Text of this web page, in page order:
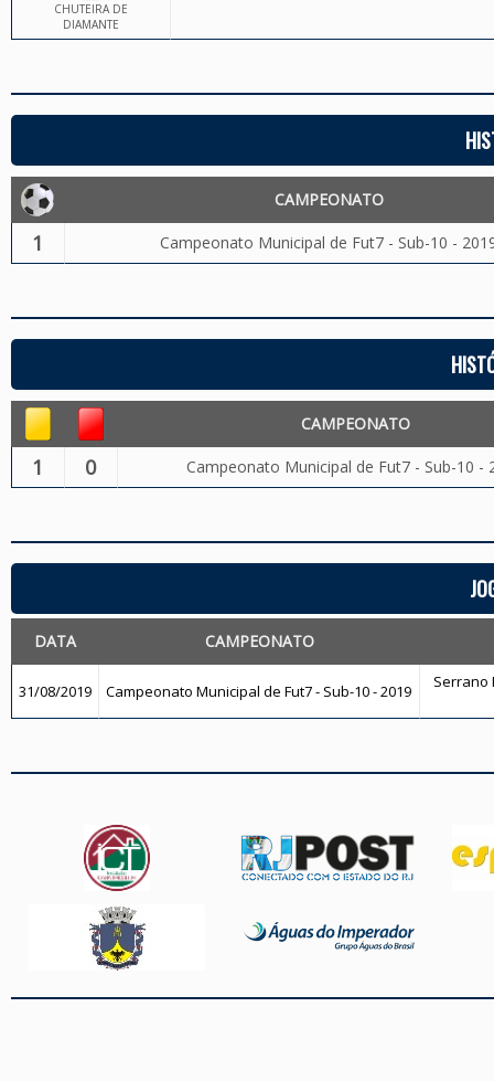
CHUTEIRA DE
DIAMANTE
CAMPEONATO
1 Campeonato Municipal de Fut7 - Sub-10 -
CAMPEONATO
1 0 Campeonato Municipal de Fut7 - Sub-10 -
DATA CAMPEONATO
31/08/2019 Campeonato Municipal de Fut7 - Sub-10 - 2019 Serrano